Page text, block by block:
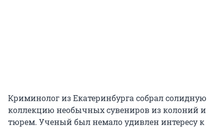
Криминолог из Екатеринбурга собрал солидную
коллекцию необычных сувениров из колоний и
тюрем. Ученый был немало удивлен интересу к